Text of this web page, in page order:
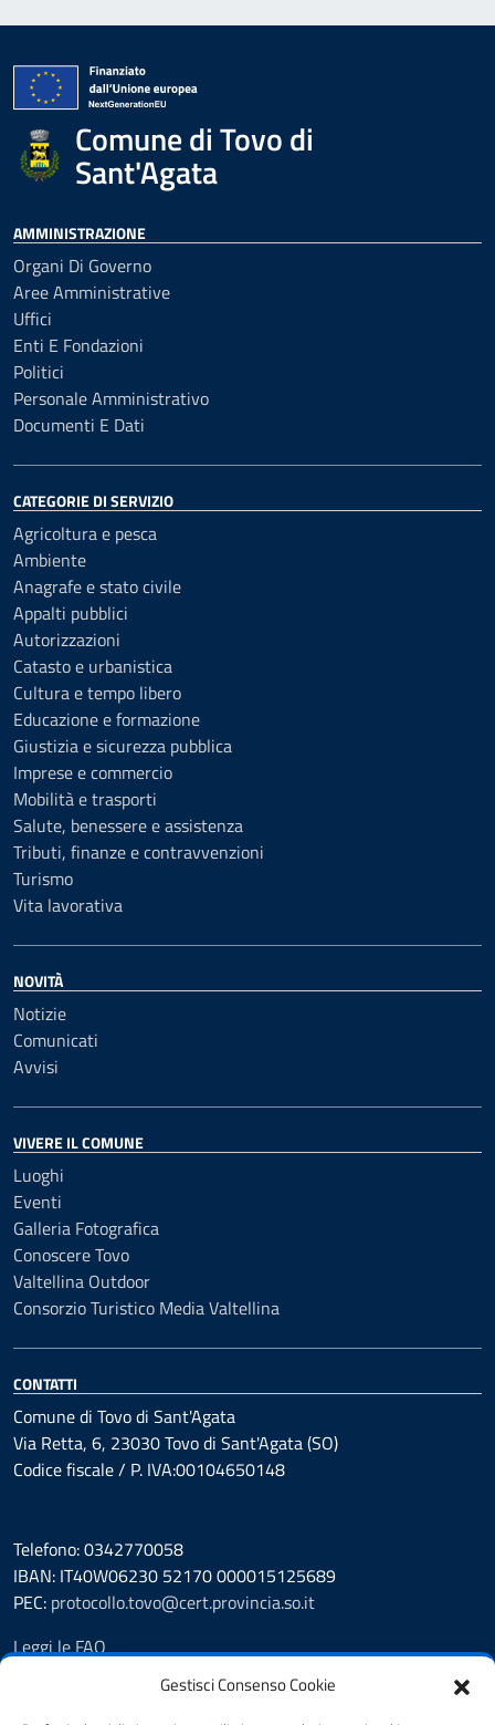
Gestisci Consenso Cookie
Comune di Tovo di
Sant'Agata
AMMINISTRAZIONE
Organi Di Governo
Aree Amministrative
Uffici
Enti E Fondazioni
Politici
Personale Amministrativo
Documenti E Dati
CATEGORIE DI SERVIZIO
Agricoltura e pesca
Ambiente
Anagrafe e stato civile
Appalti pubblici
Autorizzazioni
Catasto e urbanistica
Cultura e tempo libero
Educazione e formazione
Giustizia e sicurezza pubblica
Imprese e commercio
Mobilità e trasporti
Salute, benessere e assistenza
Tributi, finanze e contravvenzioni
Turismo
Vita lavorativa
NOVITÀ
Notizie
Comunicati
Avvisi
VIVERE IL COMUNE
Luoghi
Eventi
Galleria Fotografica
Conoscere Tovo
Valtellina Outdoor
Consorzio Turistico Media Valtellina
CONTATTI
Comune di Tovo di Sant'Agata
Via Retta, 6, 23030 Tovo di Sant'Agata (SO)
Codice fiscale / P. IVA:00104650148
Telefono: 0342770058
IBAN: IT40W06230 52170 000015125689
PEC: protocollo.tovo@cert.provincia.so.it
Leggi le FAQ
Prenotazione appuntamento
Segnalazione disservizio